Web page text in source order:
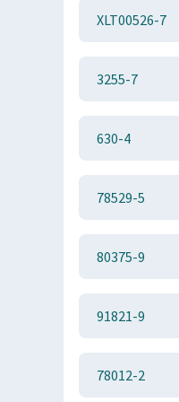
XLT00526-7
3255-7
630-4
78529-5
80375-9
91821-9
78012-2